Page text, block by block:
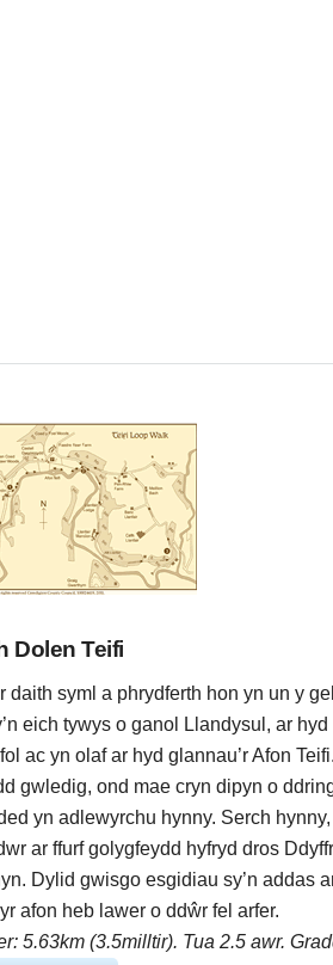
Dolen Teifi
daith syml a phrydferth hon yn un y
eich tywys o ganol Llandysul, ar
ac yn olaf ar hyd glannau’r Afon
gwledig, ond mae cryn dipyn o
yn adlewyrchu hynny. Serch
ar ffurf golygfeydd hyfryd dros
Dylid gwisgo esgidiau sy’n addas
afon heb lawer o ddŵr fel arfer.
5.63km (3.5milltir). Tua 2.5 awr.